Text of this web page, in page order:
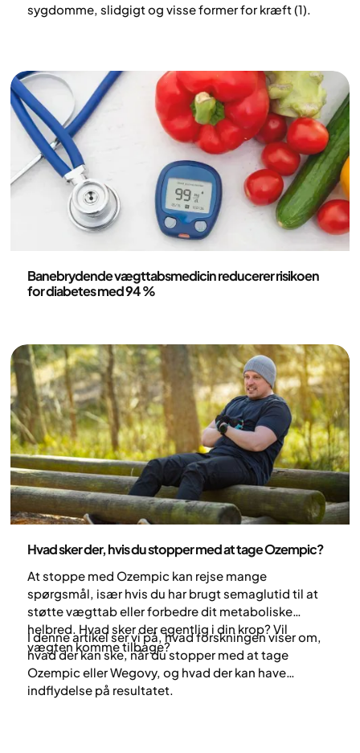
sygdomme, slidgigt og visse former for kræft (1).
Banebrydende vægttabsmedicin reducerer risikoen
for diabetes med 94 %
Hvad sker der, hvis du stopper med at tage Ozempic?
At stoppe med Ozempic kan rejse mange
spørgsmål, især hvis du har brugt semaglutid til at
støtte vægttab eller forbedre dit metaboliske
helbred. Hvad sker der egentlig i din krop? Vil
vægten komme tilbage?
I denne artikel ser vi på, hvad forskningen viser om,
hvad der kan ske, når du stopper med at tage
Ozempic eller Wegovy, og hvad der kan have
indflydelse på resultatet.